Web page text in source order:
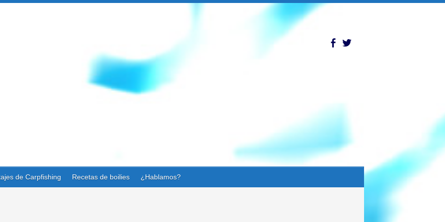
de Carpfishing Recetas de boilies ¿Hablamos?